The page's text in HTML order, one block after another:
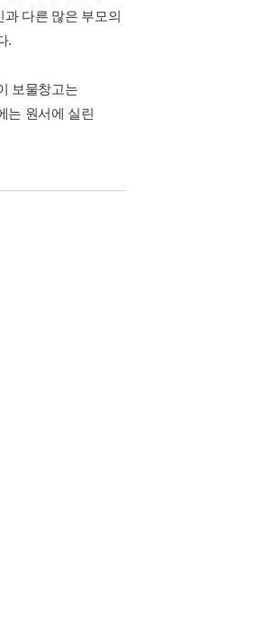
다른 많은 부모의
.
보물창고는
는 원서에 실린